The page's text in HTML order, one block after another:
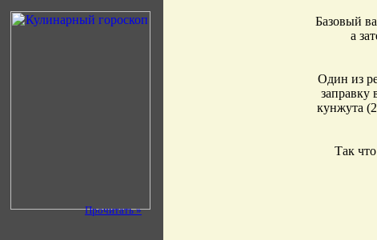
Прочитать »
Базовый
а
Один из
заправку
кунжута
Так